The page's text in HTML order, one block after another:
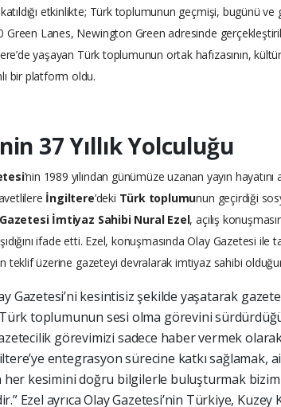
etkinlikte; Türk toplumunun geçmişi, bugünü
Green Lanes, Newington Green adresinde
yaşayan Türk toplumunun ortak hafızasının,
bir platform oldu.
37 Yıllık Yolculuğu
’nin 1989 yılından günümüze uzanan yayın
İngiltere’deki Türk toplumunun geçirdiği
İmtiyaz Sahibi Nural Ezel, açılış
ifade etti. Ezel, konuşmasında Olay Gazetesi ile
teklif üzerine gazeteyi devralarak imtiyaz sahibi
Gazetesi’ni kesintisiz şekilde yaşatarak
toplumunun sesi olma görevini
görevimizi sadece haber vermek
entegrasyon sürecine katkı sağlamak,
kesimini doğru bilgilerle buluşturmak
Ezel ayrıca Olay Gazetesi’nin Türkiye, Kuzey